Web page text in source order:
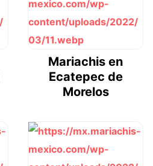
Mariachis en
Ecatepec de
Morelos